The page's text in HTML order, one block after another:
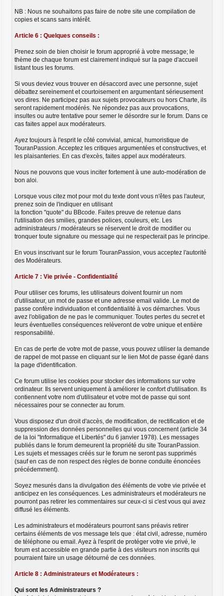
NB : Nous ne souhaitons pas faire de notre site une compilation de
copies et scans sans intérêt.
Article 6 : Quelques conseils :
Prenez soin de bien choisir le forum approprié à votre message; le
thème de chaque forum est clairement indiqué sur la page d'accueil
listant tous les forums.
Si vous deviez vous trouver en désaccord avec une personne, sujet
débattez sereinement et courtoisement en argumentant sérieusement
vos dires. Ne participez pas aux sujets provocateurs ou hors Charte, ils
seront rapidement modérés. Ne répondez pas aux provocations,
insultes ou autre tentative pour semer le désordre sur le forum. Dans ce
cas faites appel aux modérateurs.
Ayez toujours à l'esprit le côté convivial, amical, humoristique de
TouranPassion. Acceptez les critiques argumentées et constructives, et
les plaisanteries. En cas d'excès, faites appel aux modérateurs.
Nous ne pouvons que vous inciter fortement à une auto-modération de
bon aloi.
Lorsque vous citez mot pour mot du texte dont vous n'êtes pas l'auteur,
prenez soin de l'indiquer en utilisant
la fonction "quote" du BBcode. Faites preuve de retenue dans
l'utilisation des smilies, grandes polices, couleurs, etc. Les
administrateurs / modérateurs se réservent le droit de modifier ou
tronquer toute signature ou message qui ne respecterait pas le principe.
En vous inscrivant sur le forum TouranPassion, vous acceptez l'autorité
des Modérateurs.
Article 7 : Vie privée - Confidentialité
Pour utiliser ces forums, les utilisateurs doivent fournir un nom
d'utilisateur, un mot de passe et une adresse email valide. Le mot de
passe confère individuation et confidentialité à vos démarches. Vous
avez l'obligation de ne pas le communiquer. Toutes pertes du secret et
leurs éventuelles conséquences relèveront de votre unique et entière
responsabilité.
En cas de perte de votre mot de passe, vous pouvez utiliser la demande
de rappel de mot passe en cliquant sur le lien Mot de passe égaré dans
la page d'identification.
Ce forum utilise les cookies pour stocker des informations sur votre
ordinateur. Ils servent uniquement à améliorer le confort d'utilisation. Ils
contiennent votre nom d'utilisateur et votre mot de passe qui sont
nécessaires pour se connecter au forum.
Vous disposez d'un droit d'accès, de modification, de rectification et de
suppression des données personnelles qui vous concernent (article 34
de la loi "Informatique et Libertés" du 6 janvier 1978). Les messages
publiés dans le forum demeurent la propriété du site TouranPassion.
Les sujets et messages créés sur le forum ne seront pas supprimés
(sauf en cas de non respect des règles de bonne conduite énoncées
précédemment).
Soyez mesurés dans la divulgation des éléments de votre vie privée et
anticipez en les conséquences. Les administrateurs et modérateurs ne
pourront pas retirer les commentaires sur ceux-ci si c'est vous qui avez
diffusé les éléments.
Les administrateurs et modérateurs pourront sans préavis retirer
certains éléments de vos message tels que : état civil, adresse, numéro
de téléphone ou email. Ayez à l'esprit de protéger votre vie privé, le
forum est accessible en grande partie à des visiteurs non inscrits qui
pourraient faire un usage détourné de ces données.
Article 8 : Administrateurs et Modérateurs :
Qui sont les Administrateurs ?